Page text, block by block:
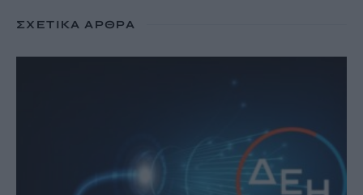
ΣΧΕΤΙΚΆ ΆΡΘΡΑ